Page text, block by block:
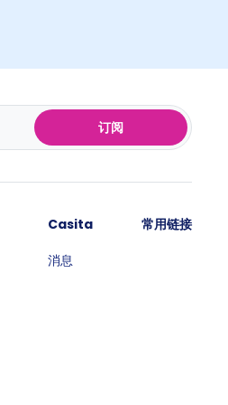
订阅
Casita
消息
常用链接